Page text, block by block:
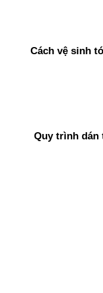
Cách vệ sinh
Quy trình dán